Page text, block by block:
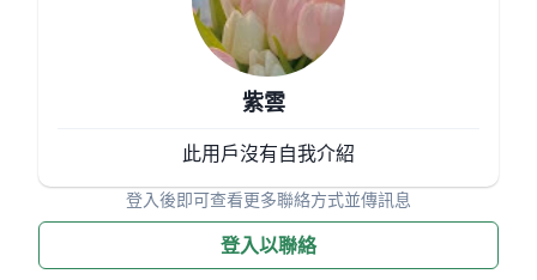
紫雲
此用戶沒有自我介紹
登入後即可查看更多聯絡方式並傳訊息
登入以聯絡